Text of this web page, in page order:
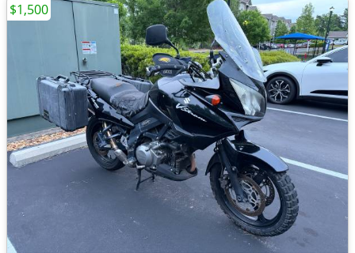
$1,500